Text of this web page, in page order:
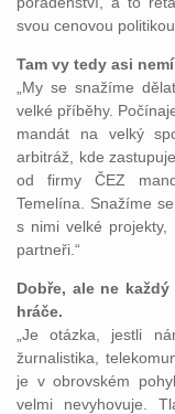
svou cenovou
Tam vy tedy asi
„My se snažíme
velké příběhy.
mandát na velký
arbitráž, kde
od firmy ČEZ
Temelína. Snažíme
s nimi velké
partneři.“
Dobře, ale ne
hráče.
„Je otázka, jestli
žurnalistika,
je v obrovském
velmi nevyhovuje.